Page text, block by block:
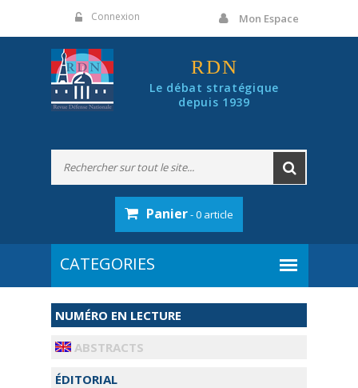
Connexion Mon Espace
RDN
Le débat stratégique
depuis 1939
Panier- 0 article
NUMÉRO EN LECTURE
ABSTRACTS
ÉDITORIAL